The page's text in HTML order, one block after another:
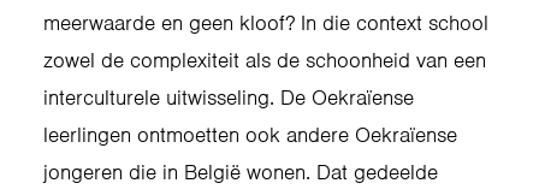
meerwaarde en geen kloof? In die context school
zowel de complexiteit als de schoonheid van een
interculturele uitwisseling. De Oekraïense
leerlingen ontmoetten ook andere Oekraïense
jongeren die in België wonen. Dat gedeelde